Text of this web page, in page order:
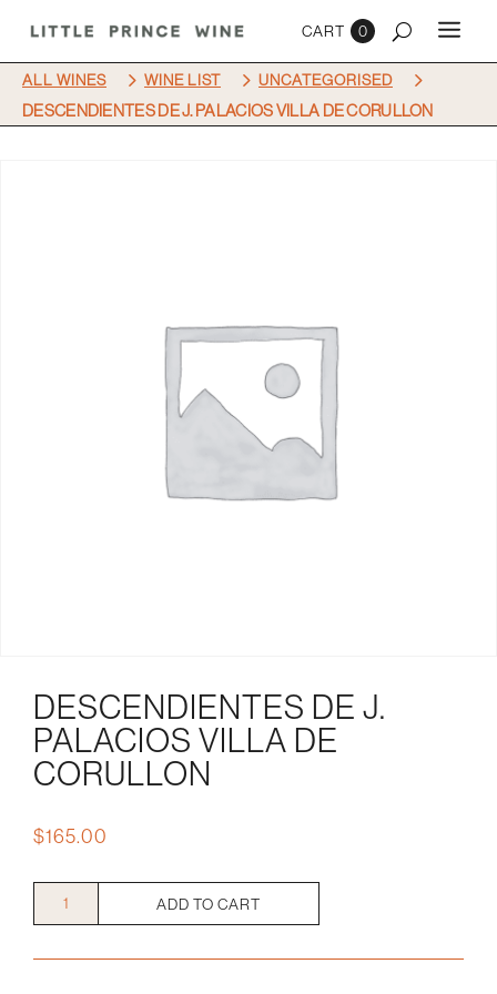
0
ALL WINES 5 WINE LIST 5 UNCATEGORISED 5
DESCENDIENTES DE J. PALACIOS VILLA DE CORULLON
DESCENDIENTES DE J.
PALACIOS VILLA DE
CORULLON
$165.00
Descendientes
ADD TO CART